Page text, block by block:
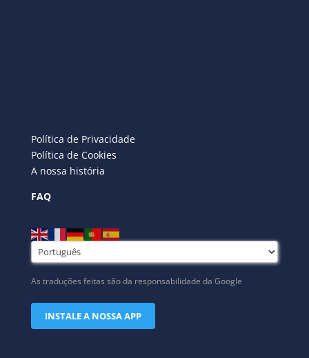
Política de Privacidade
Política de Cookies
A nossa história
FAQ
As traduções feitas são da responsabilidade da Google
INSTALE A NOSSA APP